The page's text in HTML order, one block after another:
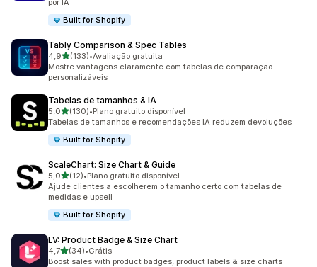
por IA
Built for Shopify
Tably Comparison & Spec Tables
4,9de 5 estrelas
(133)
133 avaliações ao todo
•Avaliação gratuita
Mostre vantagens claramente com tabelas de comparação
personalizáveis
Tabelas de tamanhos & IA
5,0de 5 estrelas
(130)
130 avaliações ao todo
•Plano gratuito disponível
Tabelas de tamanhos e recomendações IA reduzem devoluções
Built for Shopify
ScaleChart: Size Chart & Guide
5,0de 5 estrelas
(12)
12 avaliações ao todo
•Plano gratuito disponível
Ajude clientes a escolherem o tamanho certo com tabelas de
medidas e upsell
Built for Shopify
LV: Product Badge & Size Chart
4,7de 5 estrelas
(34)
34 avaliações ao todo
•Grátis
Boost sales with product badges, product labels & size charts